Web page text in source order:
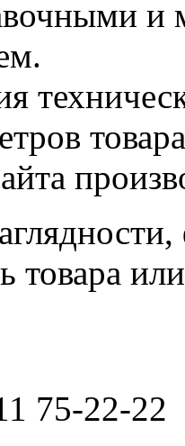
и
товара
75-22-22